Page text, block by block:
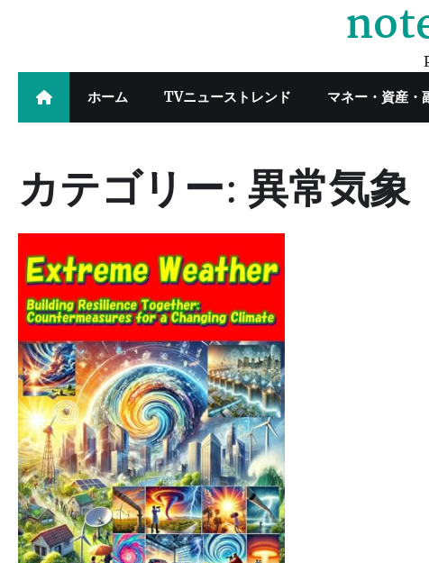
ホーム TVニューストレンド マネー・資産・
カテゴリー:異常気象